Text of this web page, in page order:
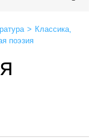
> Классика,
поэзия